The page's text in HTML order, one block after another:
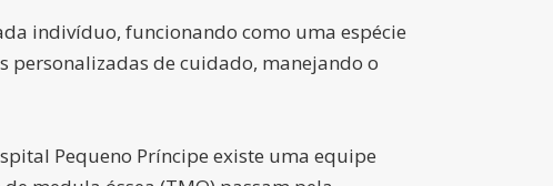
indivíduo, funcionando como uma espécie
personalizadas de cuidado, manejando o
Pequeno Príncipe existe uma equipe